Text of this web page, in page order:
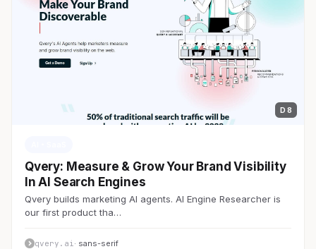
D 8
Qvery: Measure & Grow Your Brand Visibility
In AI Search Engines
Qvery builds marketing AI agents. AI Engine Researcher is
our first product tha…
qvery.ai · sans-serif